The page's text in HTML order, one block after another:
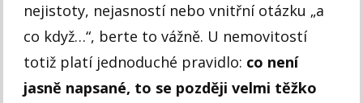
nejistoty, nejasností nebo vnitřní otázku „a
co když…“, berte to vážně. U nemovitostí
totiž platí jednoduché pravidlo: co není
jasně napsané, to se později velmi těžko